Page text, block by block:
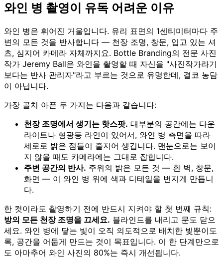
와인 병 촬영이 유독 어려운 이유
와인 병은 휘어진 거울입니다. 유리 표면의 1센티미터마다 주
변의 모든 것을 반사합니다 — 천장 조명, 창문, 입고 있는 셔
츠, 심지어 카메라 자체까지요. Bottle Branding의 전문 사진
작가 Jeremy Ball은 와인을 촬영할 때 자신을 "사진작가라기
보다는 반사 관리자"라고 부르는 것으로 유명한데, 결코 농담
이 아닙니다.
가장 골치 아픈 두 가지는 다음과 같습니다:
천장 조명에서 생기는 핫스팟. 대부분의 공간에는 다운
라이트나 형광등 라인이 있어서, 와인 병 측면을 따라
세로로 밝은 점들이 줄지어 생깁니다. 맨눈으로는 보이
지 않을 때도 카메라에는 그대로 잡힙니다.
주변 공간의 반사. 주위의 밝은 모든 것 — 흰 벽, 창문,
화면 — 이 와인 병 위에 색과 디테일을 번지게 만듭니
다.
한 컷이라도 촬영하기 전에 반드시 지켜야 할 첫 번째 규칙:
방의 모든 천장 조명을 끄세요. 블라인드를 내리고 문도 닫으
세요. 와인 병에 닿는 빛이 오직 의도적으로 배치한 빛뿐이도
록, 공간을 어둡게 만드는 것이 목표입니다. 이 한 단계만으로
도 아마추어 와인 사진의 80%는 즉시 개선됩니다.